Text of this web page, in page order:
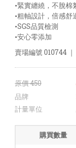
•緊實纏繞，不脫棉
•粗軸設計，倍感舒
•SGS品質檢測
•安心零添加
賣場編號010744
原價450
品牌
計量單位
購買數量